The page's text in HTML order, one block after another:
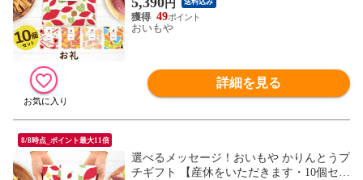
円 送料込み
49
おいもや
詳細を見る
8/8時点_ポイント最大11倍
選べるメッセージ！おいもや かりんとうプ
チギフト 【産休をいただきます・10個セッ